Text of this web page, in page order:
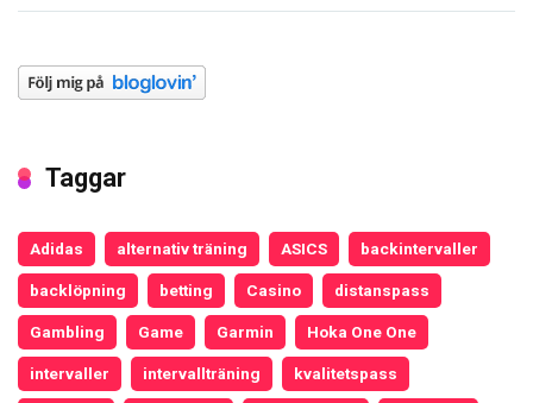
Taggar
Adidas alternativ träning ASICS backintervaller
backlöpning betting Casino distanspass
Gambling Game Garmin Hoka One One
intervaller intervallträning kvalitetspass